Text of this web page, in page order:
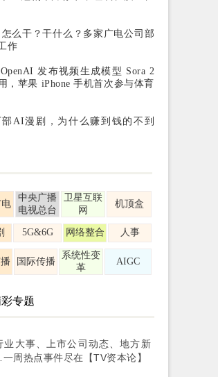
怎么干？干什么？多家广电公司部
作
OpenAI 发布视频生成模型 Sora 2
，苹果 iPhone 手机首次参与体育
AI漫剧，为什么赚到钱的不到
中央广播
电视总台
卫星互联
网
机顶盒
5G&6G 网络整合 人事
国际传播
系统性变
革
AIGC
专题
业大事、上市公司动态、地方新
周热点事件尽在【TV资本论】